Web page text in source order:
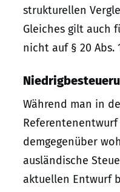
strukturellen
Gleiches gilt auch
nicht auf § 20 Abs.
Während man in
Referentenentwurf
demgegenüber
ausländische
aktuellen Entwurf